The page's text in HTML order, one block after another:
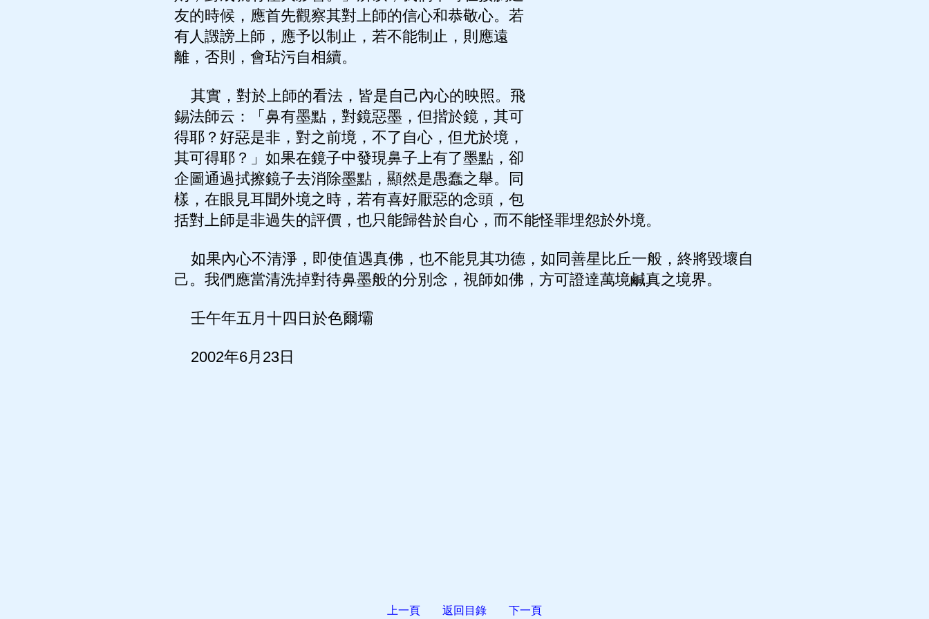
友的時候，應首先觀察其對上師的信心和恭敬心。若
有人譭謗上師，應予以制止，若不能制止，則應遠
離，否則，會玷污自相續。
其實，對於上師的看法，皆是自己內心的映照。飛
錫法師云：「鼻有墨點，對鏡惡墨，但揩於鏡，其可
得耶？好惡是非，對之前境，不了自心，但尤於境，
其可得耶？」如果在鏡子中發現鼻子上有了墨點，卻
企圖通過拭擦鏡子去消除墨點，顯然是愚蠢之舉。同
樣，在眼見耳聞外境之時，若有喜好厭惡的念頭，包
括對上師是非過失的評價，也只能歸咎於自心，而不能怪罪埋怨於外境。
如果內心不清淨，即使值遇真佛，也不能見其功德，如同善星比丘一般，終將毀壞自
己。我們應當清洗掉對待鼻墨般的分別念，視師如佛，方可證達萬境鹹真之境界。
壬午年五月十四日於色爾壩
2002年6月23日
上一頁 返回目錄 下一頁